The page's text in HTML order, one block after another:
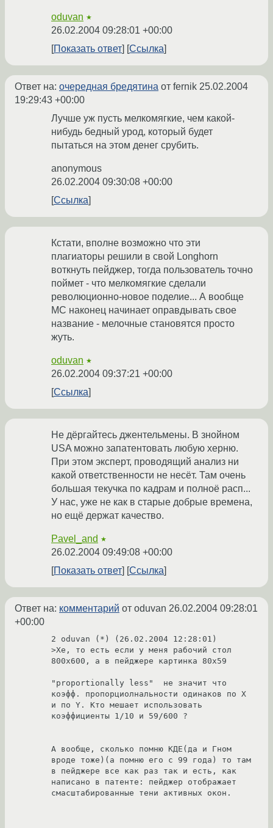
oduvan ★
26.02.2004 09:28:01 +00:00
Показать ответ
Ссылка
Ответ на: очередная бредятина от fernik 25.02.2004
19:29:43 +00:00
Лучше уж пусть мелкомягкие, чем какой-
нибудь бедный урод, который будет
пытаться на этом денег срубить.
anonymous
26.02.2004 09:30:08 +00:00
Ссылка
Кстати, вполне возможно что эти
плагиаторы решили в свой Longhorn
воткнуть пейджер, тогда пользователь точно
поймет - что мелкомягкие сделали
революционно-новое поделие... А вообще
МС наконец начинает оправдывать свое
название - мелочные становятся просто
жуть.
oduvan ★
26.02.2004 09:37:21 +00:00
Ссылка
Не дёргайтесь джентельмены. В знойном
USA можно запатентовать любую херню.
При этом эксперт, проводящий анализ ни
какой ответственности не несёт. Там очень
большая текучка по кадрам и полноё расп...
У нас, уже не как в старые добрые времена,
но ещё держат качество.
Pavel_and ★
26.02.2004 09:49:08 +00:00
Показать ответ
Ссылка
Ответ на: комментарий от oduvan 26.02.2004 09:28:01
+00:00
2 oduvan (*) (26.02.2004 12:28:01)
>Хе, то есть если у меня рабочий стол
800х600, а в пейджере картинка 80x59
"proportionally less"  не значит что
коэфф. пропорциолнальности одинаков по X
и по Y. Кто мешает использовать
коэффициенты 1/10 и 59/600 ?
А вообще, сколько помню КДЕ(да и Гном
вроде тоже)(а помню его с 99 года) то там
в пейджере все как раз так и есть, как
написано в патенте: пейджер отображает
смасштабированные тени активных окон.